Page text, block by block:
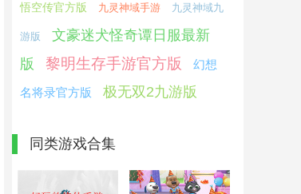
悟空传官方版 九灵神域手游 九灵神域九
游版
文豪迷犬怪奇谭日服最新
版
黎明生存手游官方版 幻想
名将录官方版 极无双2九游版
同类游戏合集